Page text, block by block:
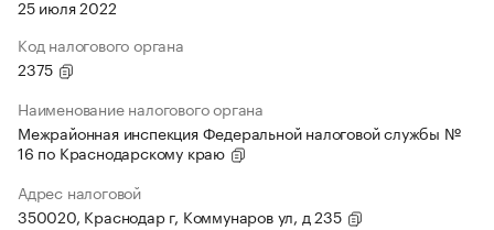
25 июля 2022
Код налогового органа
2375
Наименование налогового органа
Межрайонная инспекция Федеральной налоговой службы №
16 по Краснодарскому краю
Адрес налоговой
350020, Краснодар г, Коммунаров ул, д 235